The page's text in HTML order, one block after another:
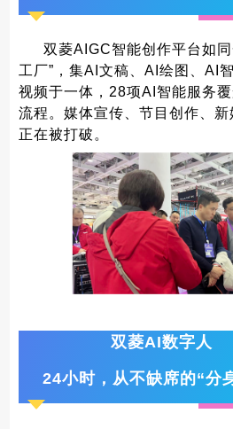
双菱AIGC智能创作平台如
工厂”，集AI文稿、AI绘图、AI
视频于一体，28项AI智能服务
流程。媒体宣传、节目创作、
正在被打破。
双菱AI数字人
24小时，从不缺席的“分